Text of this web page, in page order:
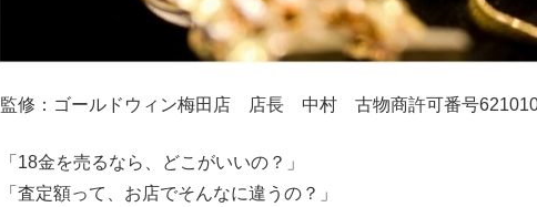
監修：ゴールドウィン梅田店 店長 中村 古物商許可番号
「18金を売るなら、どこがいいの？」
「査定額って、お店でそんなに違うの？」